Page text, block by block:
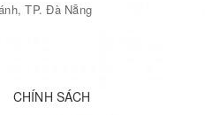
TP. Đà Nẵng
CHÍNH SÁCH